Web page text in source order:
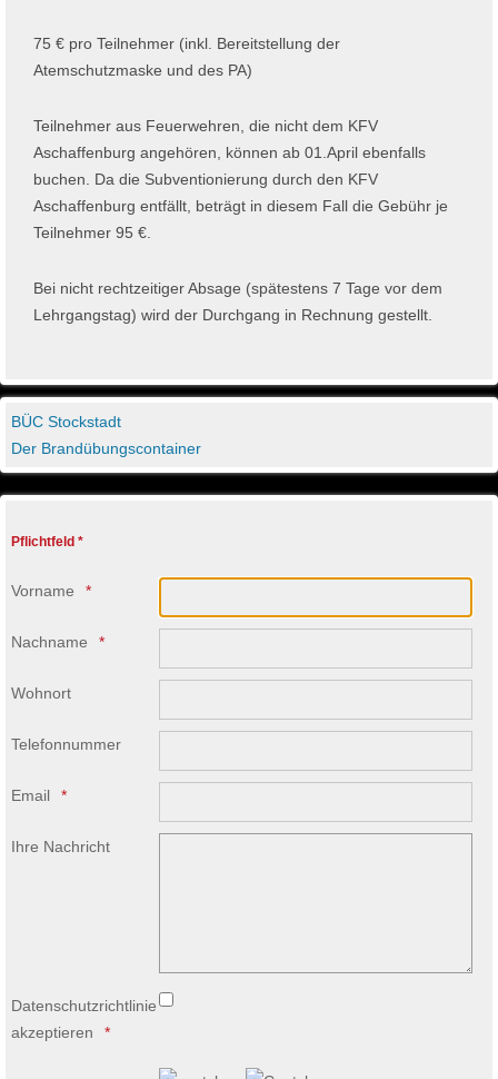
75 € pro Teilnehmer (inkl. Bereitstellung der
Atemschutzmaske und des PA)
Teilnehmer aus Feuerwehren, die nicht dem KFV
Aschaffenburg angehören, können ab 01.April ebenfalls
buchen. Da die Subventionierung durch den KFV
Aschaffenburg entfällt, beträgt in diesem Fall die Gebühr je
Teilnehmer 95 €.
Bei nicht rechtzeitiger Absage (spätestens 7 Tage vor dem
Lehrgangstag) wird der Durchgang in Rechnung gestellt.
BÜC Stockstadt
Der Brandübungscontainer
Pflichtfeld *
Vorname
Nachname
Wohnort
Telefonnummer
Email
Ihre Nachricht
Datenschutzrichtlinie
akzeptieren